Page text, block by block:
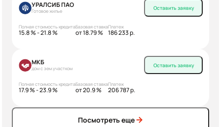
УРАЛСИБ ПАО
Готовое жилье
Полная стоимость кредита
15.8 % - 21.8 %
Базовая ставка
от 18.79 %
Платеж
186 233 р.
Оставить заявку
МКБ
дом с зем.участком
Полная стоимость кредита
17.9 % - 23.9 %
Базовая ставка
от 20.9 %
Платеж
206 787 р.
Оставить заявку
Посмотреть еще